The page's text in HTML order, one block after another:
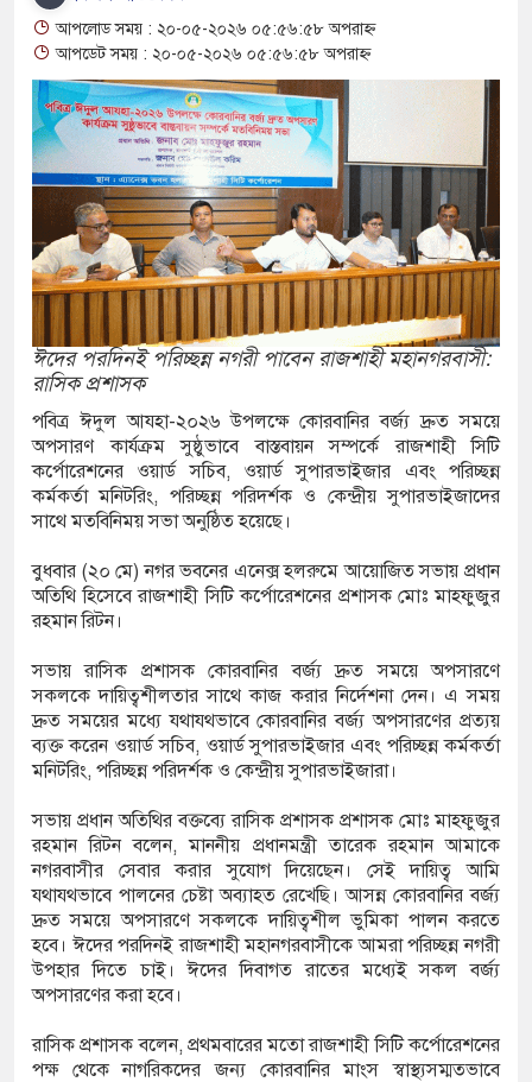
ভাগাভাগি নিয়ে দ্বন্দ্ব, ছুরিকাঘাতে যুবলীগ নেতা
অভিযানের সময় পাঁচতলা ভবন থেকে পড়ে ছাত্রদল
গঠন
৪ শিশুর মৃত্যু, নতুন আক্রান্ত ৭৭৬
পুলিশিং সভা
কেজি গাঁজাসহ মাদক কারবারি আটক, পিকআপ জব্দ
সাজাপ্রাপ্ত আসামি ময়মনসিংহে গ্রেপ্তার
বিপক্ষে বাংলাদেশের লজ্জাজনক হার, ৫৪
পাচারের প্রস্তুতি, তরুণীর পেট থেকে মিলল ৪১০০
নতুন বিসিক শিল্প পার্ক, শীতেই কাজ শুরুর
আপলোড সময় : ২০-০৫-২০২৬ ০৫:৫৬:৫৮ অপরাহ্ন
আপডেট সময় : ২০-০৫-২০২৬ ০৫:৫৬:৫৮ অপরাহ্ন
ঈদের পরদিনই পরিচ্ছন্ন নগরী পাবেন রাজশাহী মহানগরবাসী:
রাসিক প্রশাসক
পবিত্র ঈদুল আযহা-২০২৬ উপলক্ষে কোরবানির বর্জ্য দ্রুত সময়ে
অপসারণ কার্যক্রম সুষ্ঠুভাবে বাস্তবায়ন সম্পর্কে রাজশাহী সিটি
কর্পোরেশনের ওয়ার্ড সচিব, ওয়ার্ড সুপারভাইজার এবং পরিচ্ছন্ন
কর্মকর্তা মনিটরিং, পরিচ্ছন্ন পরিদর্শক ও কেন্দ্রীয় সুপারভাইজাদের
সাথে মতবিনিময় সভা অনুষ্ঠিত হয়েছে।
বুধবার (২০ মে) নগর ভবনের এনেক্স হলরুমে আয়োজিত সভায় প্রধান
অতিথি হিসেবে রাজশাহী সিটি কর্পোরেশনের প্রশাসক মোঃ মাহফুজুর
রহমান রিটন।
সভায় রাসিক প্রশাসক কোরবানির বর্জ্য দ্রুত সময়ে অপসারণে
সকলকে দায়িত্বশীলতার সাথে কাজ করার নির্দেশনা দেন। এ সময়
দ্রুত সময়ের মধ্যে যথাযথভাবে কোরবানির বর্জ্য অপসারণের প্রত্যয়
ব্যক্ত করেন ওয়ার্ড সচিব, ওয়ার্ড সুপারভাইজার এবং পরিচ্ছন্ন কর্মকর্তা
মনিটরিং, পরিচ্ছন্ন পরিদর্শক ও কেন্দ্রীয় সুপারভাইজারা।
সভায় প্রধান অতিথির বক্তব্যে রাসিক প্রশাসক প্রশাসক মোঃ মাহফুজুর
রহমান রিটন বলেন, মাননীয় প্রধানমন্ত্রী তারেক রহমান আমাকে
নগরবাসীর সেবার করার সুযোগ দিয়েছেন। সেই দায়িত্ব আমি
যথাযথভাবে পালনের চেষ্টা অব্যাহত রেখেছি। আসন্ন কোরবানির বর্জ্য
দ্রুত সময়ে অপসারণে সকলকে দায়িত্বশীল ভুমিকা পালন করতে
হবে। ঈদের পরদিনই রাজশাহী মহানগরবাসীকে আমরা পরিচ্ছন্ন নগরী
উপহার দিতে চাই। ঈদের দিবাগত রাতের মধ্যেই সকল বর্জ্য
অপসারণের করা হবে।
রাসিক প্রশাসক বলেন, প্রথমবারের মতো রাজশাহী সিটি কর্পোরেশনের
পক্ষ থেকে নাগরিকদের জন্য কোরবানির মাংস স্বাস্থ্যসম্মতভাবে